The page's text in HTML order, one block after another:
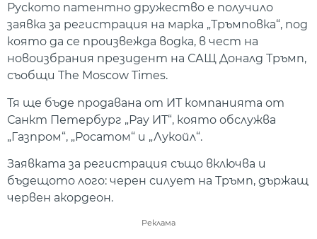
Руското патентно дружество е получило
заявка за регистрация на марка „Тръмповка“, под
която да се произвежда водка, в чест на
новоизбрания президент на САЩ Доналд Тръмп,
съобщи The Moscow Times.
Тя ще бъде продавана от ИТ компанията от
Санкт Петербург „Рау ИТ“, която обслужва
„Газпром“, „Росатом“ и „Лукойл“.
Заявката за регистрация също включва и
бъдещото лого: черен силует на Тръмп, държащ
червен акордеон.
Реклама